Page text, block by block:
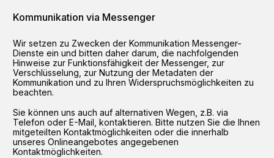
Kommunikation via Messenger
Wir setzen zu Zwecken der Kommunikation Messenger-
Dienste ein und bitten daher darum, die nachfolgenden
Hinweise zur Funktionsfähigkeit der Messenger, zur
Verschlüsselung, zur Nutzung der Metadaten der
Kommunikation und zu Ihren Widerspruchsmöglichkeiten zu
beachten.
Sie können uns auch auf alternativen Wegen, z.B. via
Telefon oder E-Mail, kontaktieren. Bitte nutzen Sie die Ihnen
mitgeteilten Kontaktmöglichkeiten oder die innerhalb
unseres Onlineangebotes angegebenen
Kontaktmöglichkeiten.